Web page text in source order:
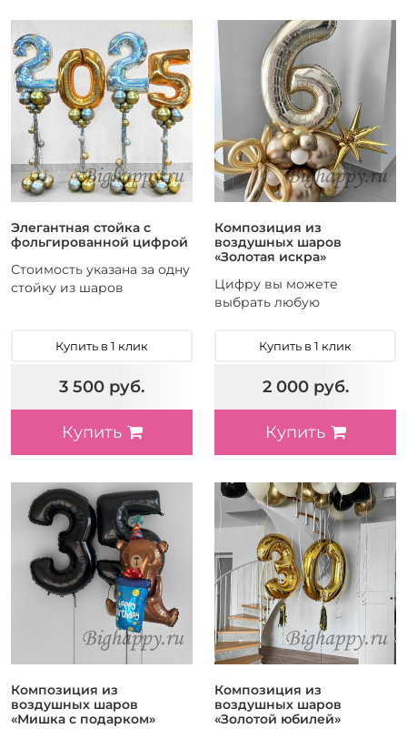
Элегантная стойка с
фольгированной цифрой
Стоимость указана за одну
стойку из шаров
Купить в 1 клик
3 500 руб.
Купить
Композиция из
воздушных шаров
«Золотая искра»
Цифру вы можете
выбрать любую
Купить в 1 клик
2 000 руб.
Купить
Композиция из
воздушных шаров
«Мишка с подарком»
Композиция из
воздушных шаров
«Золотой юбилей»